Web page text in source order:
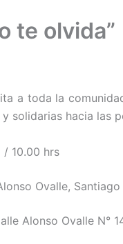
te olvida”
a toda la
solidarias hacia las
10.00 hrs
Ovalle, Santiago
Alonso Ovalle N°